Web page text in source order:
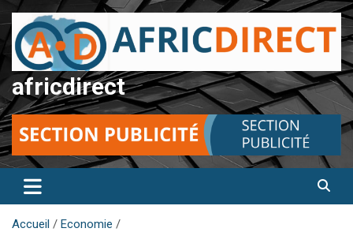
Aller
au
contenu
africdirect
Accueil
Economie